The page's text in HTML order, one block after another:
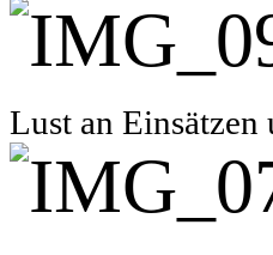
Lust an Einsätzen